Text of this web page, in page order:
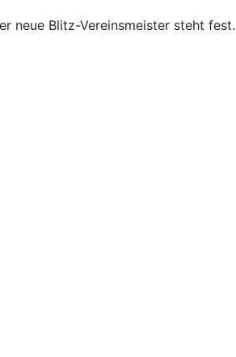
neue Blitz-Vereinsmeister steht fest.